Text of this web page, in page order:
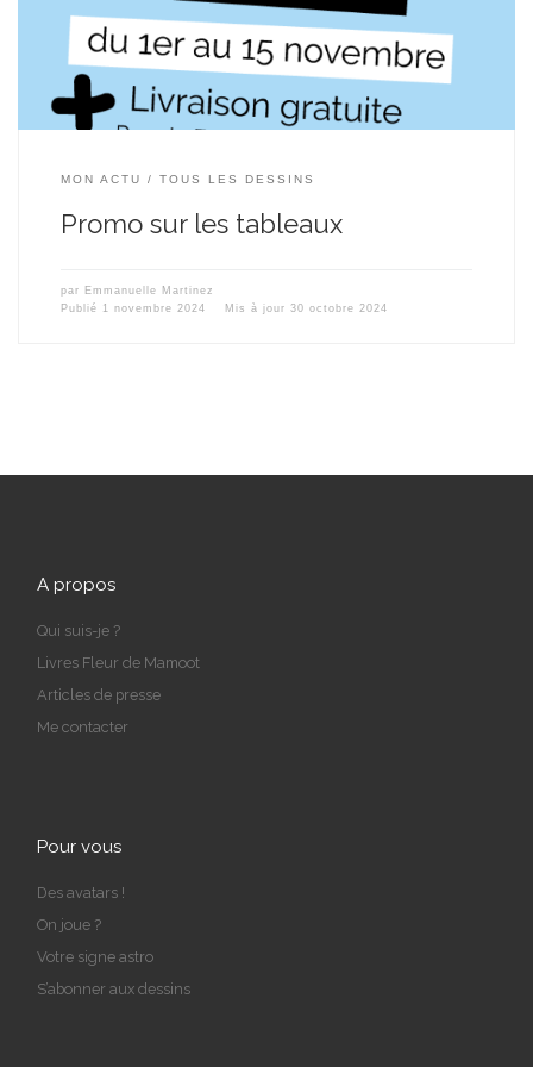
MON ACTU TOUS LES DESSINS
Promo sur les tableaux
par Emmanuelle Martinez
Publié 1 novembre 2024 Mis à jour 30 octobre 2024
A propos
Qui suis-je ?
Livres Fleur de Mamoot
Articles de presse
Me contacter
Pour vous
Des avatars !
On joue ?
Votre signe astro
S’abonner aux dessins